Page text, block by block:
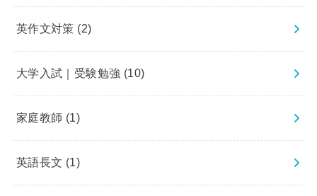
英作文対策 (2)
大学入試｜受験勉強 (10)
家庭教師 (1)
英語長文 (1)